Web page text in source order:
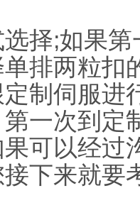
;如果第
排两粒扣
制伺服进
一次到定
可以经过
下来就要